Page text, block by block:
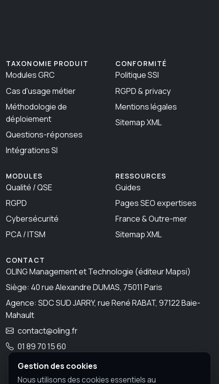
TAXONOMIE PRODUIT
Modules GRC
Cas d'usage métier
Méthodologie de
déploiement
Questions-réponses
Intégrations SI
CONFORMITÉ
Politique SSI
RGPD & privacy
Mentions légales
Sitemap XML
MODULES
Qualité / QSE
RGPD
Cybersécurité
PCA / ITSM
RESSOURCES
Guides
Pages SEO expertises
France & Outre-mer
Sitemap XML
CONTACT
OLING Management et Technologie (éditeur Mapsi)
Siège: 40 rue Alexandre DUMAS, 75011 Paris
Agence: SDC SUD JARRY, rue René RABAT, 97122 Baie-
Mahault
contact@oling.fr
01 89 70 15 60
Gestion des cookies
Nous utilisons des cookies essentiels au